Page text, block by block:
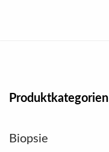
Produktkategorien
Biopsie